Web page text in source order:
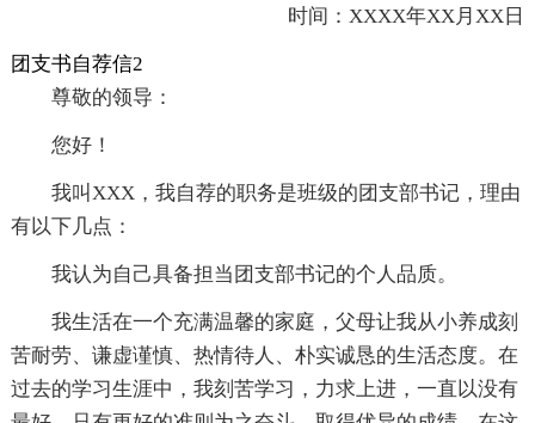
时间：XXXX年XX月XX日
团支书自荐信2
尊敬的领导：
您好！
我叫XXX，我自荐的职务是班级的团支部书记，理由
有以下几点：
我认为自己具备担当团支部书记的个人品质。
我生活在一个充满温馨的家庭，父母让我从小养成刻
苦耐劳、谦虚谨慎、热情待人、朴实诚恳的生活态度。在
过去的学习生涯中，我刻苦学习，力求上进，一直以没有